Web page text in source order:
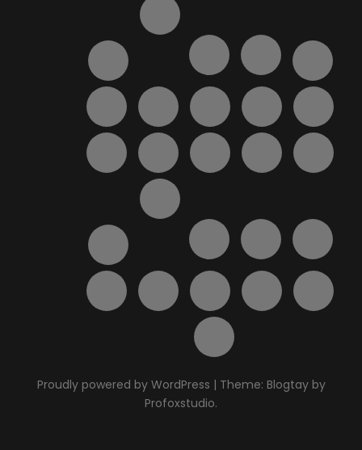
Proudly powered by WordPress | Theme: Blogtay by
Profoxstudio.